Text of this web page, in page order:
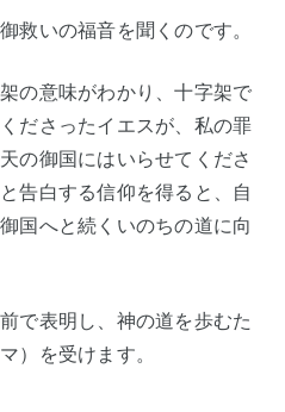
救いの福音を聞くのです。
の意味がわかり、十字架で
ださったイエスが、私の罪
の御国にはいらせてくださ
告白する信仰を得ると、自
国へと続くいのちの道に向
で表明し、神の道を歩むた
）を受けます。